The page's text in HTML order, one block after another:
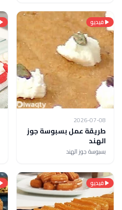
فيديو
2026-07-08
طريقة عمل بسبوسة جوز
الهند
بسبوسة جوز الهند
فيديو